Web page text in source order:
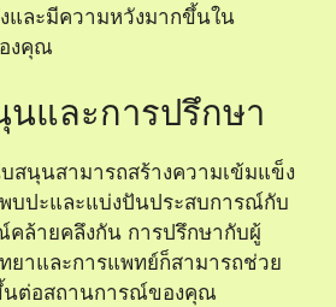
และมีความหวังมากขึ้นใน
งคุณ
และการปรึกษา
สนุนสามารถสร้างความเข้มแข็ง
ปะและแบ่งปันประสบการณ์กับ
ล้ายคลึงกัน การปรึกษากับผู้
าและการแพทย์ก็สามารถช่วย
ต่อสถานการณ์ของคุณ